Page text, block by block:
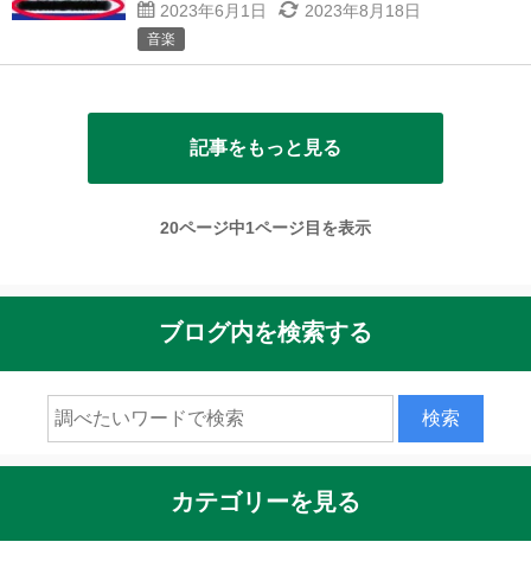
2023年6月1日 2023年8月18日
音楽
記事をもっと見る
20ページ中1ページ目を表示
ブログ内を検索する
カテゴリーを見る